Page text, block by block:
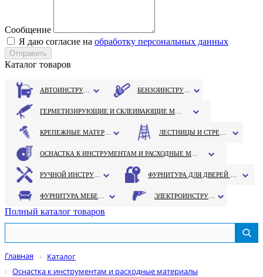
Сообщение
Я даю согласие на обработку персональных данных
Каталог товаров
Полный каталог товаров
Главная
Каталог
Оснастка к инструментам и расходные материалы